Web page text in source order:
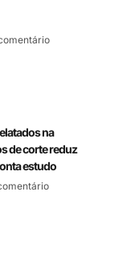
na
de corte reduz
estudo